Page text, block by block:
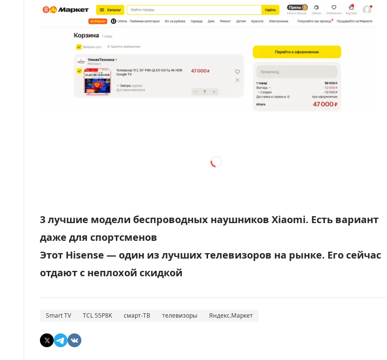
3 лучшие модели беспроводных наушников Xiaomi. Есть вариант
даже для спортсменов
Этот Hisense — один из лучших телевизоров на рынке. Его сейчас
отдают с неплохой скидкой
Smart TV TCL 55P8K смарт-ТВ телевизоры Яндекс.Маркет